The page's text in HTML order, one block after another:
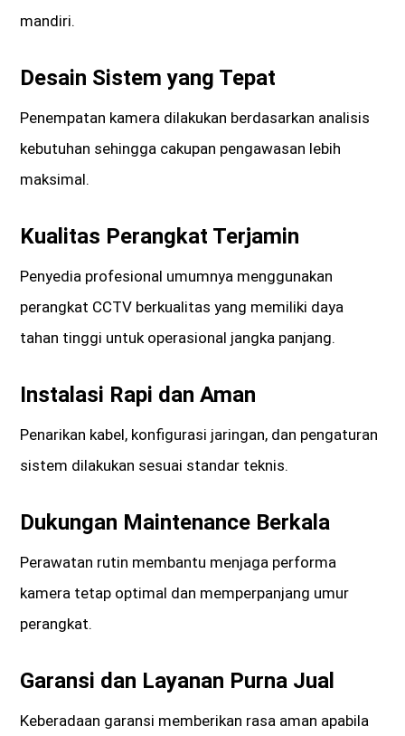
mandiri.
Desain Sistem yang Tepat
Penempatan kamera dilakukan berdasarkan analisis
kebutuhan sehingga cakupan pengawasan lebih
maksimal.
Kualitas Perangkat Terjamin
Penyedia profesional umumnya menggunakan
perangkat CCTV berkualitas yang memiliki daya
tahan tinggi untuk operasional jangka panjang.
Instalasi Rapi dan Aman
Penarikan kabel, konfigurasi jaringan, dan pengaturan
sistem dilakukan sesuai standar teknis.
Dukungan Maintenance Berkala
Perawatan rutin membantu menjaga performa
kamera tetap optimal dan memperpanjang umur
perangkat.
Garansi dan Layanan Purna Jual
Keberadaan garansi memberikan rasa aman apabila